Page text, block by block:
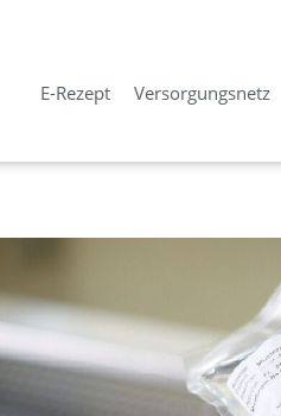
E-Rezept Versorgungsnetz